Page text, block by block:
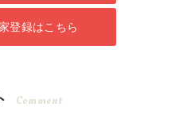
登録はこちら
Comment